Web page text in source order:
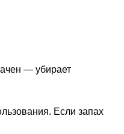
— убирает
Если запах